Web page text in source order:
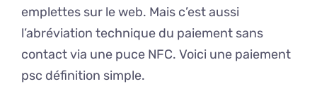
emplettes sur le web. Mais c’est aussi
l’abréviation technique du paiement sans
contact via une puce NFC. Voici une paiement
psc définition simple.